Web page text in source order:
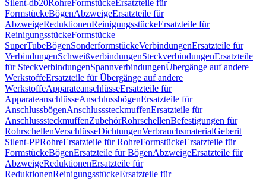
Silent-db20RohreFormstückeErsatzteile für
FormstückeBögenAbzweigeErsatzteile für
AbzweigeReduktionenReinigungsstückeErsatzteile für
ReinigungsstückeFormstücke
SuperTubeBögenSonderformstückeVerbindungenErsatzteile für
VerbindungenSchweißverbindungenSteckverbindungenErsatzteile
für SteckverbindungenSpannverbindungenÜbergänge auf andere
WerkstoffeErsatzteile für Übergänge auf andere
WerkstoffeApparateanschlüsseErsatzteile für
ApparateanschlüsseAnschlussbögenErsatzteile für
AnschlussbögenAnschlusssteckmuffenErsatzteile für
AnschlusssteckmuffenZubehörRohrschellenBefestigungen für
RohrschellenVerschlüsseDichtungenVerbrauchsmaterialGeberit
Silent-PPRohreErsatzteile für RohreFormstückeErsatzteile für
FormstückeBögenErsatzteile für BögenAbzweigeErsatzteile für
AbzweigeReduktionenErsatzteile für
ReduktionenReinigungsstückeErsatzteile für